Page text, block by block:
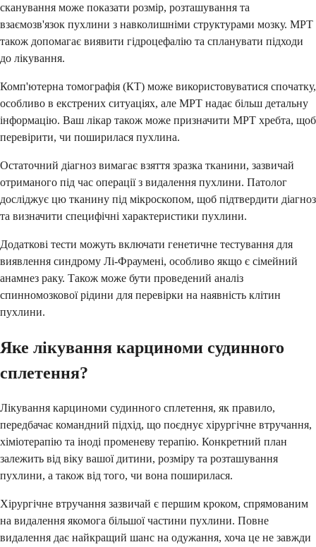
сканування може показати розмір, розташування та
взаємозв'язок пухлини з навколишніми структурами мозку. МРТ
також допомагає виявити гідроцефалію та спланувати підходи
до лікування.
Комп'ютерна томографія (КТ) може використовуватися спочатку,
особливо в екстрених ситуаціях, але МРТ надає більш детальну
інформацію. Ваш лікар також може призначити МРТ хребта, щоб
перевірити, чи поширилася пухлина.
Остаточний діагноз вимагає взяття зразка тканини, зазвичай
отриманого під час операції з видалення пухлини. Патолог
досліджує цю тканину під мікроскопом, щоб підтвердити діагноз
та визначити специфічні характеристики пухлини.
Додаткові тести можуть включати генетичне тестування для
виявлення синдрому Лі-Фраумені, особливо якщо є сімейний
анамнез раку. Також може бути проведений аналіз
спинномозкової рідини для перевірки на наявність клітин
пухлини.
Яке лікування карциноми судинного
сплетення?
Лікування карциноми судинного сплетення, як правило,
передбачає командний підхід, що поєднує хірургічне втручання,
хіміотерапію та іноді променеву терапію. Конкретний план
залежить від віку вашої дитини, розміру та розташування
пухлини, а також від того, чи вона поширилася.
Хірургічне втручання зазвичай є першим кроком, спрямованим
на видалення якомога більшої частини пухлини. Повне
видалення дає найкращий шанс на одужання, хоча це не завжди